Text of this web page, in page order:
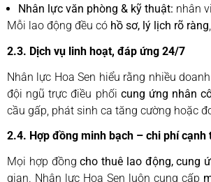
Nhân lực văn phòng & kỹ thuật: nhân
Mỗi lao động đều có hồ sơ, lý lịch rõ ràng
2.3. Dịch vụ linh hoạt, đáp ứng 24/7
Nhân lực Hoa Sen hiểu rằng nhiều
đội ngũ trực điều phối cung ứng nhân
cầu gấp, phát sinh ca tăng cường hoặc
2.4. Hợp đồng minh bạch – chi phí cạnh
Mọi hợp đồngcho thuê lao động, cung
gian. Nhân lực Hoa Sen luôn cung cấp